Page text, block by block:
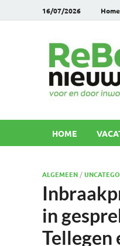
16/07/2026 Home
HOME
ALGEMEEN /
in
Tellegen